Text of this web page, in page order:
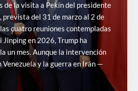
de la visita a Pekín del presidente
prevista del 31 de marzo al 2 de
cuatro reuniones contempladas
Jinping en 2026, Trump ha
un mes. Aunque la intervención
Venezuela y la guerra en Irán —